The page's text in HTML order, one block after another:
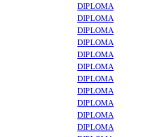
DIPLOMA
DIPLOMA
DIPLOMA
DIPLOMA
DIPLOMA
DIPLOMA
DIPLOMA
DIPLOMA
DIPLOMA
DIPLOMA
DIPLOMA